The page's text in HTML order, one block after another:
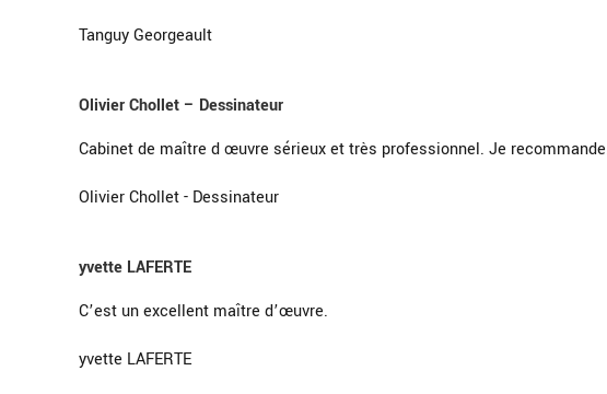
Tanguy Georgeault
Olivier Chollet – Dessinateur
Cabinet de maître d œuvre sérieux et très professionnel. Je
Olivier Chollet - Dessinateur
yvette LAFERTE
C’est un excellent maître d’œuvre.
yvette LAFERTE